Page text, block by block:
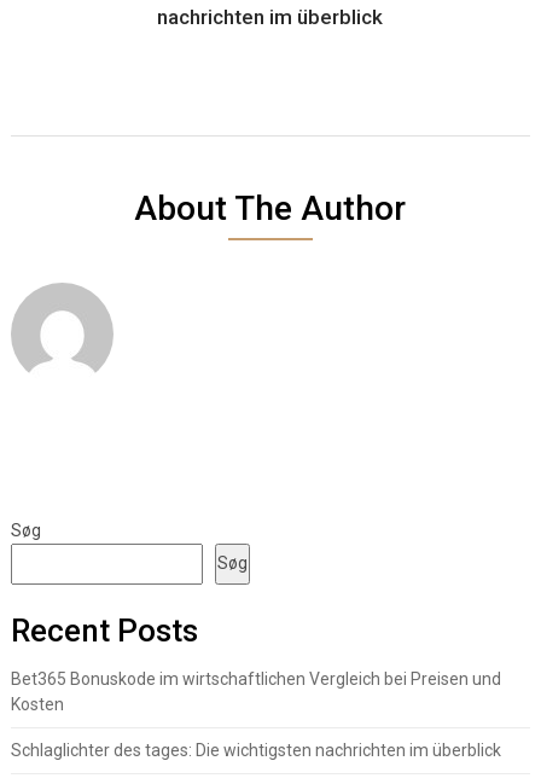
nachrichten im überblick
About The Author
Søg
Søg
Recent Posts
Bet365 Bonuskode im wirtschaftlichen Vergleich bei Preisen und
Kosten
Schlaglichter des tages: Die wichtigsten nachrichten im überblick